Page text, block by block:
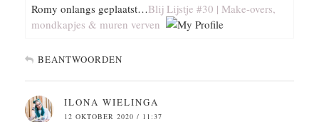
Romy onlangs geplaatst…Blij Lijstje #30 | Make-overs,
mondkapjes & muren verven
BEANTWOORDEN
ILONA WIELINGA
12 OKTOBER 2020 / 11:37